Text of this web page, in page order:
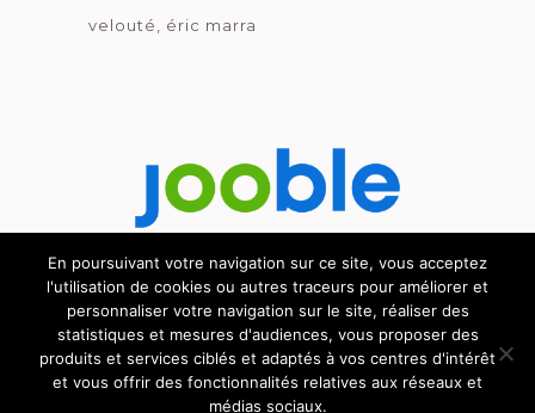
velouté
éric marra
Découvrez le métier de la cuisine.
© GOURMICOM 2019 - 2026 - HÉBERGÉ CHEZ
En poursuivant votre navigation sur ce site, vous acceptez
l'utilisation de cookies ou autres traceurs pour améliorer et
personnaliser votre navigation sur le site, réaliser des
statistiques et mesures d'audiences, vous proposer des
produits et services ciblés et adaptés à vos centres d'intérêt
et vous offrir des fonctionnalités relatives aux réseaux et
médias sociaux.